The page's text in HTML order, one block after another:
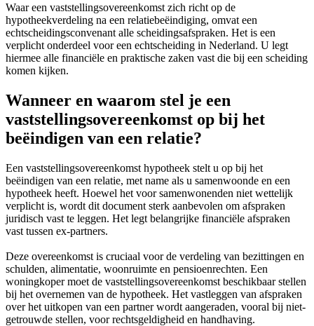
Waar een vaststellingsovereenkomst zich richt op de
hypotheekverdeling na een relatiebeëindiging, omvat een
echtscheidingsconvenant alle scheidingsafspraken. Het is een
verplicht onderdeel voor een echtscheiding in Nederland. U legt
hiermee alle financiële en praktische zaken vast die bij een scheiding
komen kijken.
Wanneer en waarom stel je een
vaststellingsovereenkomst op bij het
beëindigen van een relatie?
Een vaststellingsovereenkomst hypotheek stelt u op bij het
beëindigen van een relatie, met name als u samenwoonde en een
hypotheek heeft. Hoewel het voor samenwonenden niet wettelijk
verplicht is, wordt dit document sterk aanbevolen om afspraken
juridisch vast te leggen. Het legt belangrijke financiële afspraken
vast tussen ex-partners.
Deze overeenkomst is cruciaal voor de verdeling van bezittingen en
schulden, alimentatie, woonruimte en pensioenrechten. Een
woningkoper moet de vaststellingsovereenkomst beschikbaar stellen
bij het overnemen van de hypotheek. Het vastleggen van afspraken
over het uitkopen van een partner wordt aangeraden, vooral bij niet-
getrouwde stellen, voor rechtsgeldigheid en handhaving.